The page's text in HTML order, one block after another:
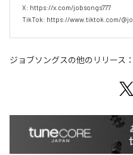
X: https://x.com/jobsongs777
TikTok: https://www.tiktok.com/
ジョブソングスの他のリリース：